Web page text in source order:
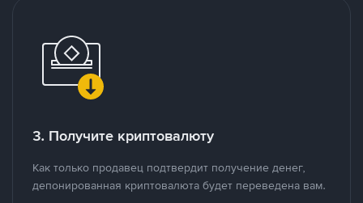
3. Получите криптовалюту
Как только продавец подтвердит получение денег,
депонированная криптовалюта будет переведена вам.